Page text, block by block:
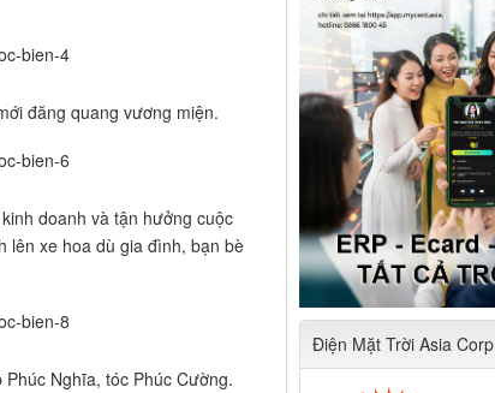
đăng quang vương miện.
doanh và tận hưởng cuộc
lên xe hoa dù gia đình, bạn bè
Nghĩa, tóc Phúc Cường.
Điện Mặt Trời Asia Corp